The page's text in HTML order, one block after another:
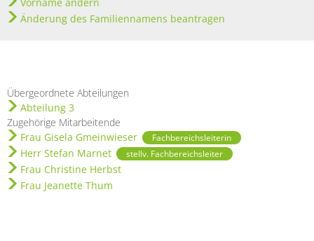
Änderung des Familiennamens beantragen
Übergeordnete Abteilungen
Abteilung 3
Zugehörige Mitarbeitende
Frau Gisela Gmeinwieser
Fachbereichsleiterin
Herr Stefan Marnet stellv. Fachbereichsleiter
Frau Christine Herbst
Frau Jeanette Thum